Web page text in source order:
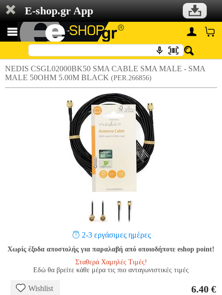
E-shop.gr App
NEDIS CSGL02000BK50 SMA CABLE SMA MALE - SMA
MALE 50OHM 5.00M BLACK (PER.266856)
2-3 εργάσιμες ημέρες
Χωρίς έξοδα αποστολής για παραλαβή από οποιοδήποτε eshop point!
Σταθερά Χαμηλές Τιμές!
Εδώ θα βρείτε κάθε μέρα τις πιο ανταγωνιστικές τιμές
Wishlist 6.40 €